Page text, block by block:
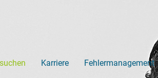
Karriere Fehlermanagement